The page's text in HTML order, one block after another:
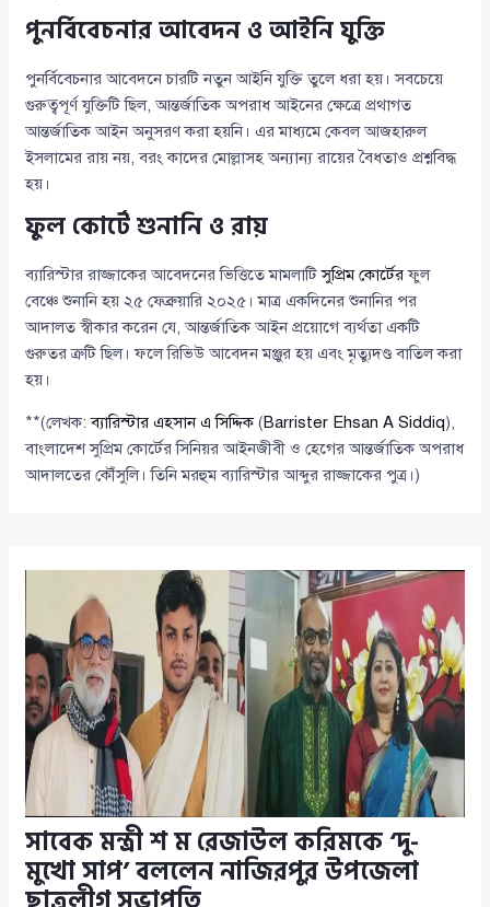
পুনর্বিবেচনার আবেদন ও আইনি যুক্তি
পুনর্বিবেচনার আবেদনে চারটি নতুন আইনি যুক্তি তুলে ধরা হয়। সবচেয়ে
গুরুত্বপূর্ণ যুক্তিটি ছিল, আন্তর্জাতিক অপরাধ আইনের ক্ষেত্রে প্রথাগত
আন্তর্জাতিক আইন অনুসরণ করা হয়নি। এর মাধ্যমে কেবল আজহারুল
ইসলামের রায় নয়, বরং কাদের মোল্লাসহ অন্যান্য রায়ের বৈধতাও প্রশ্নবিদ্ধ
হয়।
ফুল কোর্টে শুনানি ও রায়
ব্যারিস্টার রাজ্জাকের আবেদনের ভিত্তিতে মামলাটিসুপ্রিম কোর্টেরফুল
বেঞ্চে শুনানি হয় ২৫ ফেব্রুয়ারি ২০২৫। মাত্র একদিনের শুনানির পর
আদালত স্বীকার করেন যে, আন্তর্জাতিক আইন প্রয়োগে ব্যর্থতা একটি
গুরুতর ত্রুটি ছিল। ফলে রিভিউ আবেদন মঞ্জুর হয় এবং মৃত্যুদণ্ড বাতিল করা
হয়।
**(লেখক:ব্যারিস্টার এহসান এ সিদ্দিক(Barrister Ehsan A Siddiq),
বাংলাদেশ সুপ্রিম কোর্টের সিনিয়র আইনজীবী ও হেগের আন্তর্জাতিক অপরাধ
আদালতের কৌঁসুলি। তিনি মরহুম ব্যারিস্টার আব্দুর রাজ্জাকের পুত্র।)
সাবেক মন্ত্রী শ ম রেজাউল করিমকে ‘দু-
মুখো সাপ’ বললেন নাজিরপুর উপজেলা